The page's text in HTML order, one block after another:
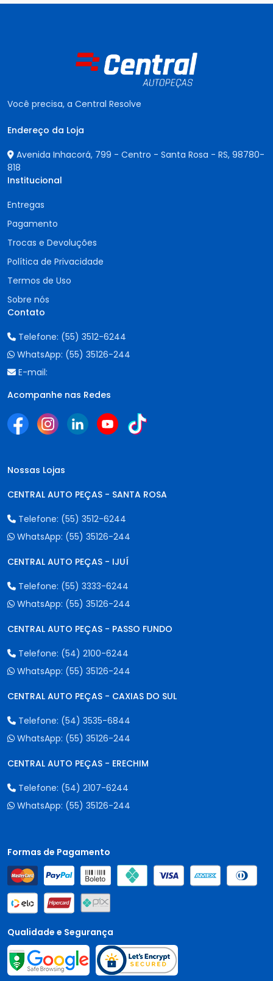
Você precisa, a Central Resolve
Endereço da Loja
Avenida Inhacorá, 799 - Centro - Santa Rosa - RS, 98780-
818
Institucional
Entregas
Pagamento
Trocas e Devoluções
Política de Privacidade
Termos de Uso
Sobre nós
Contato
Telefone: (55) 3512-6244
WhatsApp: (55) 35126-244
E-mail:
Acompanhe nas Redes
Nossas Lojas
CENTRAL AUTO PEÇAS - SANTA ROSA
Telefone: (55) 3512-6244
WhatsApp: (55) 35126-244
CENTRAL AUTO PEÇAS - IJUÍ
Telefone: (55) 3333-6244
WhatsApp: (55) 35126-244
CENTRAL AUTO PEÇAS - PASSO FUNDO
Telefone: (54) 2100-6244
WhatsApp: (55) 35126-244
CENTRAL AUTO PEÇAS - CAXIAS DO SUL
Telefone: (54) 3535-6844
WhatsApp: (55) 35126-244
CENTRAL AUTO PEÇAS - ERECHIM
Telefone: (54) 2107-6244
WhatsApp: (55) 35126-244
Formas de Pagamento
Qualidade e Segurança